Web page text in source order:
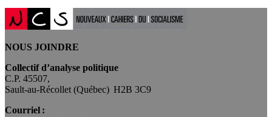
NOUS JOINDRE
Collectif d’analyse politique
C.P. 45507,
Sault-au-Récollet (Québec) H2B 3C9
Courriel :